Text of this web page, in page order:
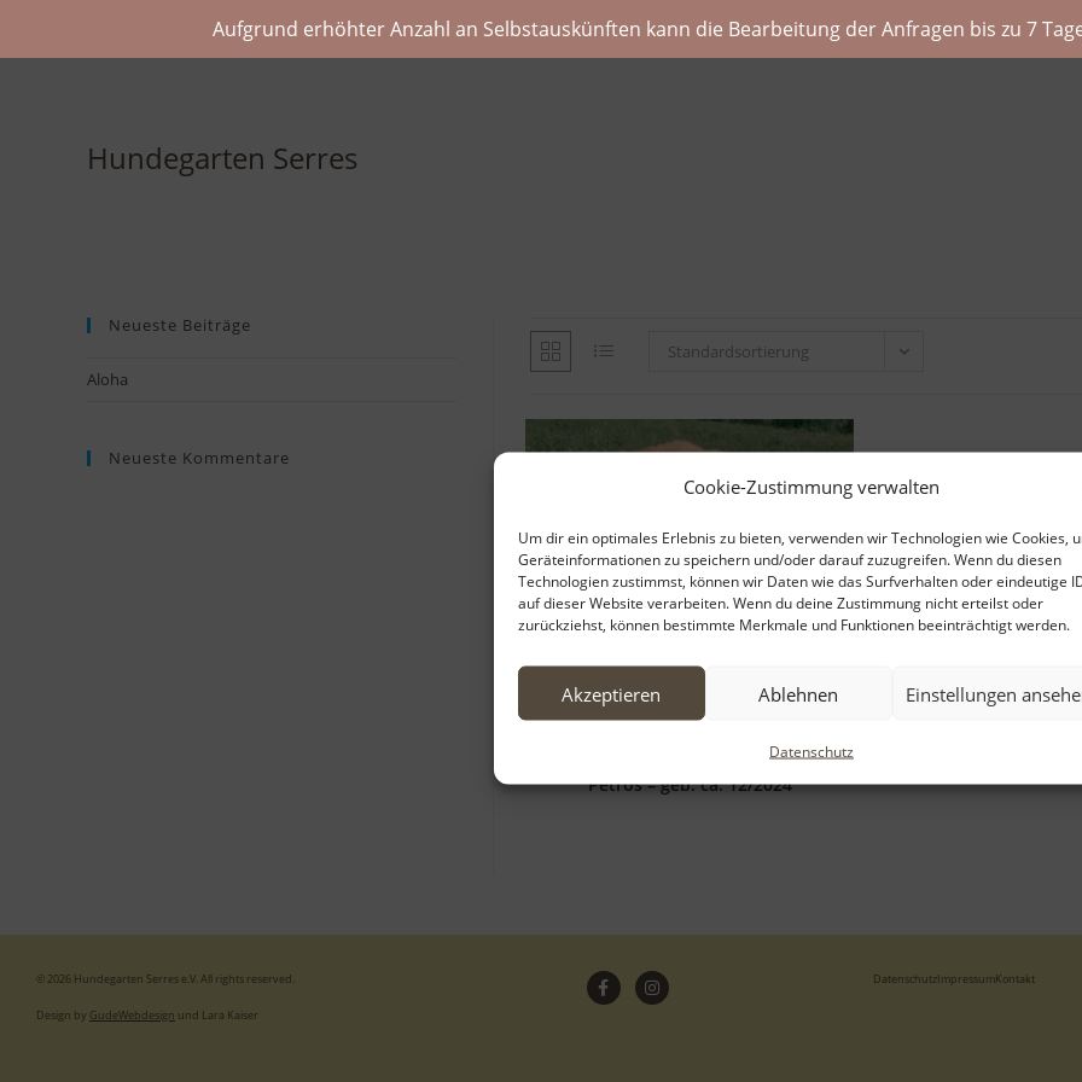
Aufgrund erhöhter Anzahl an Selbstauskünften kann die Bearbeitung der Anfragen bis zu 7
Cookie-Zustimmung verwalten
Um dir ein optimales Erlebnis zu bieten, verwenden wir Technologien wie Cookies,
Geräteinformationen zu speichern und/oder darauf zuzugreifen. Wenn du diesen
Technologien zustimmst, können wir Daten wie das Surfverhalten oder eindeutige
auf dieser Website verarbeiten. Wenn du deine Zustimmung nicht erteilst oder
zurückziehst, können bestimmte Merkmale und Funktionen beeinträchtigt werden.
Akzeptieren Ablehnen Einstellungen
Datenschutz
Hundegarten Serres
Standardsortierung
Petros – geb. ca. 12/2024
Neueste Beiträge
Aloha
Neueste Kommentare
© 2026 Hundegarten Serres e.V. All rights reserved.
Design by GudeWebdesign und Lara Kaiser
DatenschutzImpressumKontakt